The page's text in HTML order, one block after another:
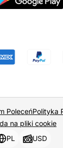
PoleceńPolityka
na pliki cookie
PL
USD